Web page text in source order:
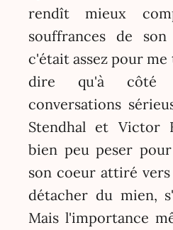
rendît mieux
souffrances de
c'était assez pour
dire qu'à côté
conversations
Stendhal et Victor
bien peu peser
son coeur attiré
détacher du mien,
Mais l'importance